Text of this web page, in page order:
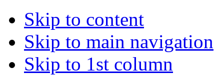
Skip to content
Skip to main navigation
Skip to 1st column